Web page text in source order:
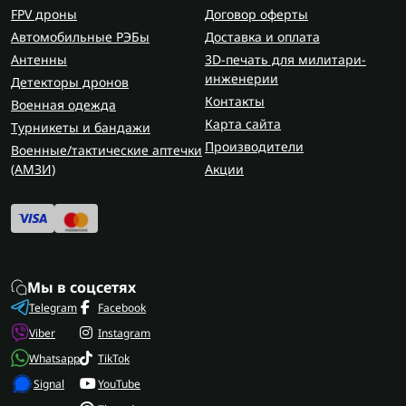
FPV дроны
Автомобильные РЭБы
Антенны
Детекторы дронов
Военная одежда
Турникеты и бандажи
Военные/тактические аптечки
(AMЗИ)
Договор оферты
Доставка и оплата
3D-печать для милитари-
инженерии
Контакты
Карта сайта
Производители
Акции
Мы в соцсетях
Telegram
Viber
Whatsapp
Signal
Facebook
Instagram
TikTok
YouTube